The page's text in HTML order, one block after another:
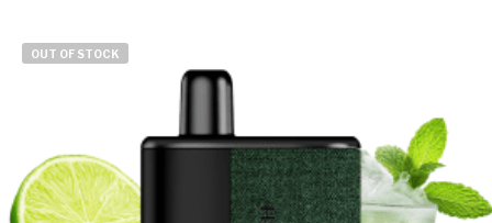
OUT OF STOCK